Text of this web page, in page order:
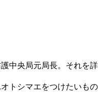
中央局元局長。それを詳
トシマエをつけたいもの